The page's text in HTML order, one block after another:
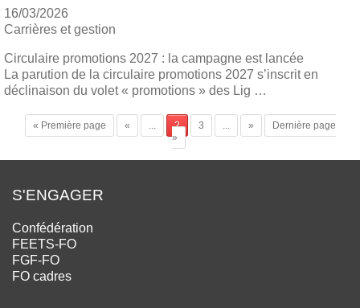
16/03/2026
Carrières et gestion
Circulaire promotions 2027 : la campagne est lancée
La parution de la circulaire promotions 2027 s’inscrit en
déclinaison du volet « promotions » des Lig …
« Première page « 2 3 »
Dernière page
»
S'ENGAGER
Confédération
FEETS-FO
FGF-FO
FO cadres